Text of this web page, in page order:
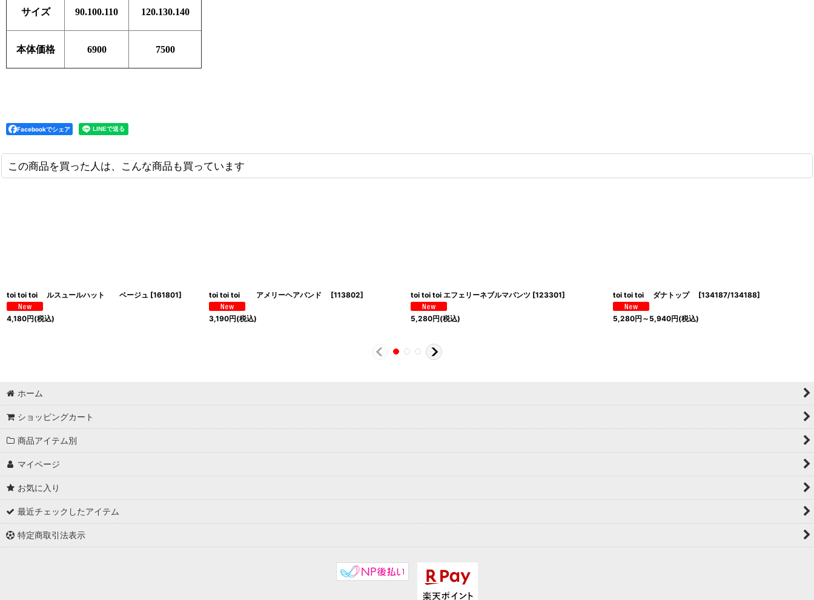
サイズ 90.100.110 120.130.140
本体価格 6900 7500
Facebookでシェア
この商品を買った人は、こんな商品も買っています
toi toi toi ルスュールハット ベージュ [161801]
4,180円(税込)
toi toi toi アメリーヘアバンド [113802]
3,190円(税込)
toi toi toi エフェリーネブルマパンツ [123301]
5,280円(税込)
toi toi toi ダナトップ [134187/134188]
5,280円 ～5,940円(税込)
ホーム
ショッピングカート
商品アイテム別
マイページ
お気に入り
最近チェックしたアイテム
特定商取引法表示